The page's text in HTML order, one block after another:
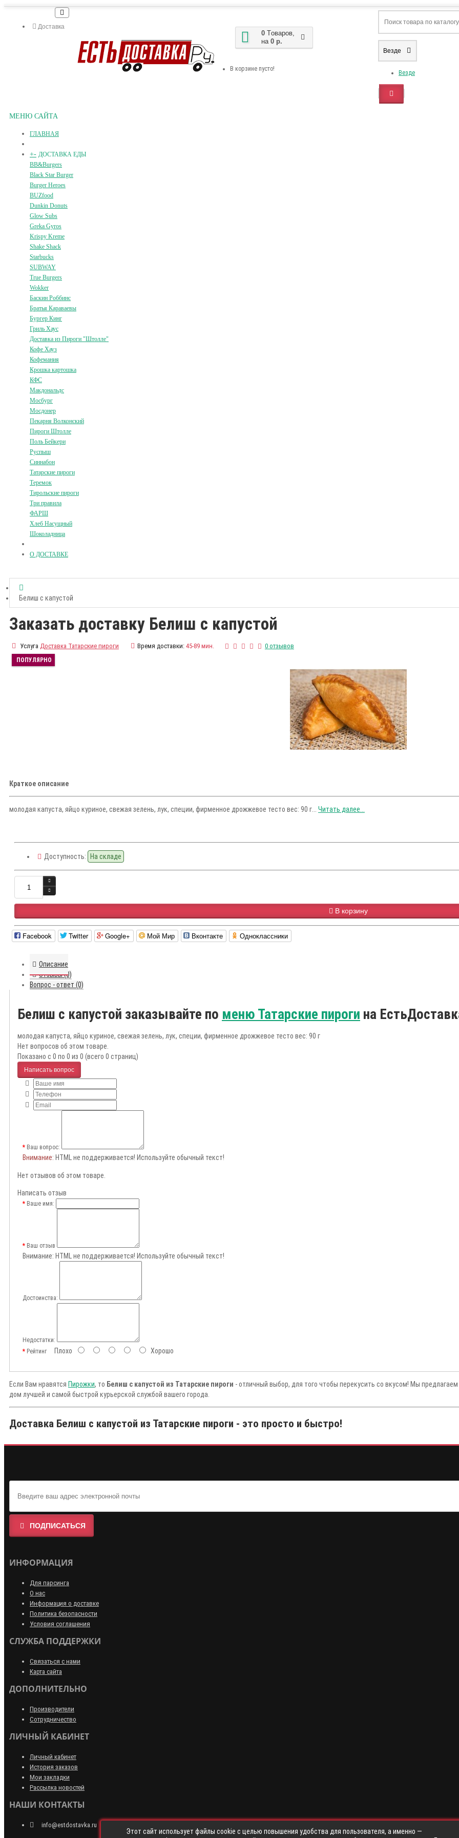
Доставка
0 Tоваров,
на 0 р.
В корзине пусто!
Везде
Везде
МЕНЮ САЙТА
ГЛАВНАЯ
+- ДОСТАВКА ЕДЫ
BB&Burgers
Black Star Burger
Burger Heroes
BUZfood
Dunkin Donuts
Glow Subs
Greka Gyros
Krispy Kreme
Shake Shack
Starbucks
SUBWAY
True Burgers
Wokker
Баскин Роббинс
Братья Караваевы
Бургер Кинг
Гриль Хаус
Доставка из Пироги "Штолле"
Кофе Хауз
Кофемания
Крошка картошка
КФС
Макдональдс
Мосбург
Мосдонер
Пекарня Волконский
Пироги Штолле
Поль Бейкери
Руспыш
Синнабон
Татарские пироги
Теремок
Тирольские пироги
Три правила
ФАРШ
Хлеб Насущный
Шоколадница
О ДОСТАВКЕ
Белиш с капустой
Заказать доставку Белиш с капустой
Услуга Доставка Татарские пироги Время доставки: 45-89 мин. 0 отзывов
ПОПУЛЯРНО
Краткое описание
молодая капуста, яйцо куриное, свежая зелень, лук, специи, фирменное дрожжевое тесто вес: 90 г... Читать далее...
Доступность: На складе
В корзину
Facebook Twitter Google+ Мой Мир Вконтакте Одноклассники
Описание
Отзывы (0)
Вопрос - ответ (0)
Белиш с капустой заказывайте по меню Татарские пироги на
молодая капуста, яйцо куриное, свежая зелень, лук, специи, фирменное дрожжевое тесто вес: 90 г
Нет вопросов об этом товаре.
Показано с 0 по 0 из 0 (всего 0 страниц)
Написать вопрос
Ваш вопрос:
Внимание: HTML не поддерживается! Используйте обычный текст!
Нет отзывов об этом товаре.
Написать отзыв
Ваше имя:
Ваш отзыв
Внимание: HTML не поддерживается! Используйте обычный текст!
Достоинства:
Недостатки:
РейтингПлохо Хорошо
Если Вам нравятся Пирожки, то Белиш с капустой из Татарские пироги - отличный выбор, для того чтобы перекусить со вкусом! Мы
дом лучшей и самой быстрой курьерской службой вашего города.
Доставка Белиш с капустой из Татарские пироги - это просто и быстро!
ПОДПИСАТЬСЯ
ИНФОРМАЦИЯ
Для парсинга
О нас
Информация о доставке
Политика безопасности
Условия соглашения
СЛУЖБА ПОДДЕРЖКИ
Связаться с нами
Карта сайта
ДОПОЛНИТЕЛЬНО
Производители
Сотрудничество
ЛИЧНЫЙ КАБИНЕТ
Личный кабинет
История заказов
Мои закладки
Рассылка новостей
НАШИ КОНТАКТЫ
info@estdostavka.ru
Этот сайт использует файлы cookie с целью повышения удобства для пользователя, а именно —